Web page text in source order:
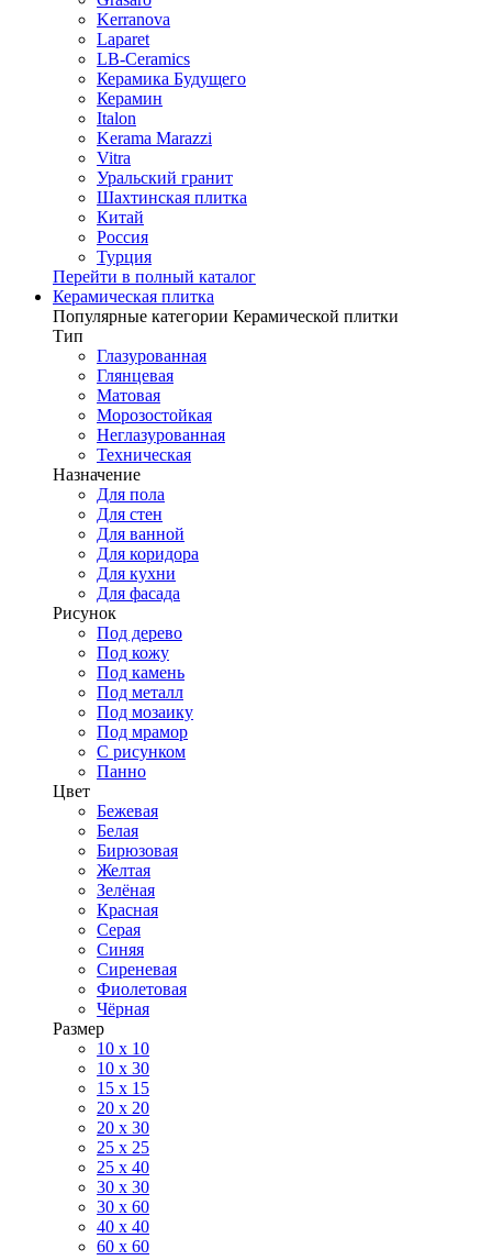
Kerranova
Laparet
LB-Ceramics
Керамика Будущего
Керамин
Italon
Kerama Marazzi
Vitra
Уральский гранит
Шахтинская плитка
Китай
Россия
Турция
Перейти в полный каталог
Керамическая плитка
Популярные категории Керамической плитки
Тип
Глазурованная
Глянцевая
Матовая
Морозостойкая
Неглазурованная
Техническая
Назначение
Для пола
Для стен
Для ванной
Для коридора
Для кухни
Для фасада
Рисунок
Под дерево
Под кожу
Под камень
Под металл
Под мозаику
Под мрамор
С рисунком
Панно
Цвет
Бежевая
Белая
Бирюзовая
Желтая
Зелёная
Красная
Серая
Синяя
Сиреневая
Фиолетовая
Чёрная
Размер
10 х 10
10 x 30
15 x 15
20 х 20
20 x 30
25 x 25
25 x 40
30 x 30
30 х 60
40 х 40
60 х 60